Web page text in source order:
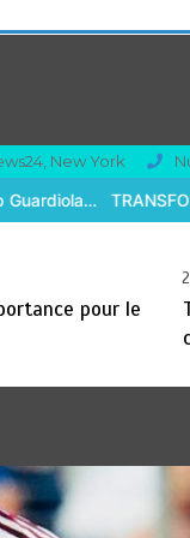
New York
: L’importance
pour le